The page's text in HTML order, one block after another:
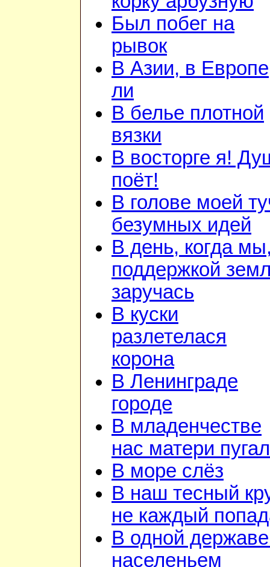
Был побег на
рывок
В Азии, в Европе
ли
В белье плотной
вязки
В восторге я!
поёт!
В голове моей
безумных идей
В день, когда
поддержкой
заручась
В куски
разлетелася
корона
В Ленинграде
городе
В младенчестве
нас матери
В море слёз
В наш тесный
не каждый
В одной
населеньем